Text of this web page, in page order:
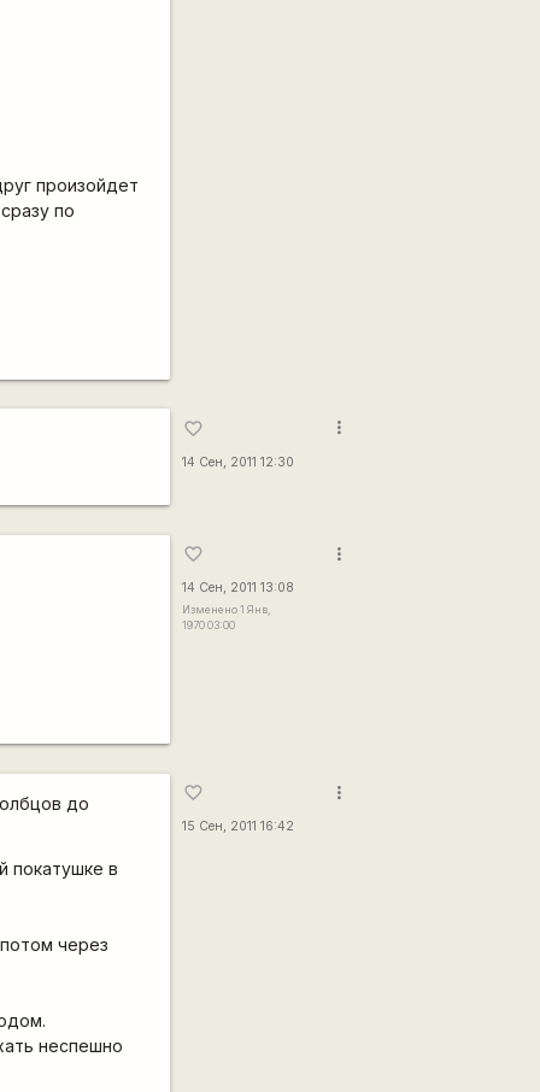
произойдет
по
favorite_border
14 Сен, 2011 12:30
more_vert
favorite_border
14 Сен, 2011 13:08
Изменено 1 Янв,
1970 03:00
more_vert
до
покатушке в
через
неспешно
favorite_border
15 Сен, 2011 16:42
more_vert